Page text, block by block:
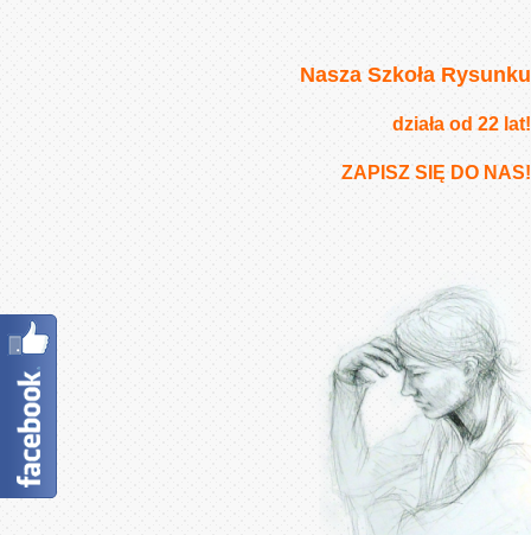
Nasza Szkoła Rysunku
działa od 22 lat!
ZAPISZ SIĘ DO NAS!